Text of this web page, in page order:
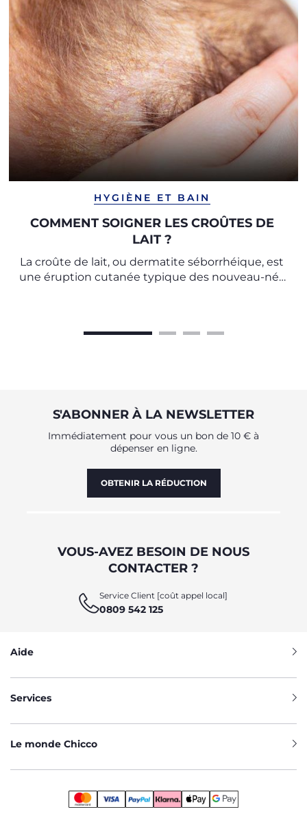
HYGIÈNE ET BAIN
COMMENT SOIGNER LES CROÛTES DE
LAIT ?
La croûte de lait, ou dermatite séborrhéique, est
une éruption cutanée typique des nouveau-nés
S'ABONNER À LA NEWSLETTER
Immédiatement pour vous un bon de 10 € à
dépenser en ligne.
OBTENIR LA RÉDUCTION
VOUS-AVEZ BESOIN DE NOUS
CONTACTER ?
Service Client [coût appel local]
0809 542 125
Aide
Services
Le monde Chicco